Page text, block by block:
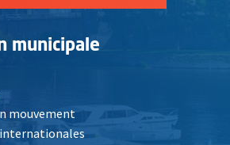
municipale
mouvement